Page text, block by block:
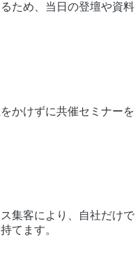
ため、当日の登壇や資料
かけずに共催セミナーを
集客により、自社だけで
てます。